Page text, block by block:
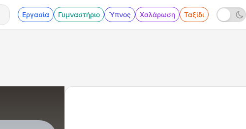
Εργασία Γυμναστήριο Ύπνος Χαλάρωση Ταξίδι